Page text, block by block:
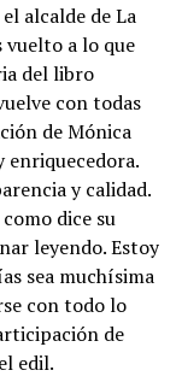
alcalde de La
vuelto a lo que
del libro
con todas
de Mónica
enriquecedora.
y calidad.
dice su
leyendo. Estoy
sea muchísima
con todo lo
de
edil.